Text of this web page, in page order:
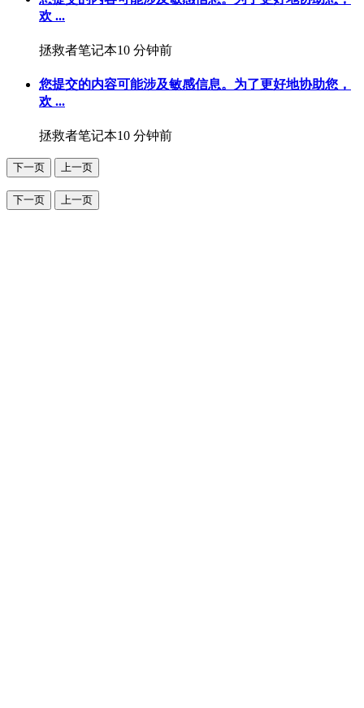
欢 ...
拯救者笔记本10 分钟前
您提交的内容可能涉及敏感信息。为了更好地协助您，
欢 ...
拯救者笔记本10 分钟前
下一页 上一页
下一页 上一页